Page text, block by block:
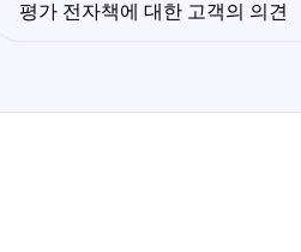
평가 전자책에 대한 고객의 의견